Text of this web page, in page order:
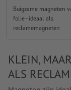
Buigzame magneten
folie - ideaal als
reclamemagneten
KLEIN,
ALS